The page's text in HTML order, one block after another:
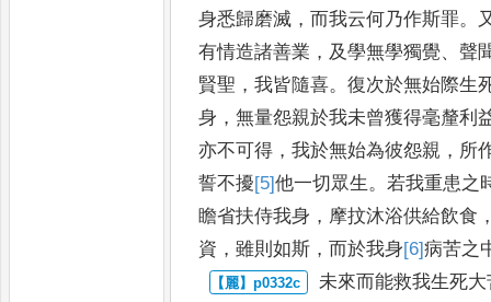
身悉歸磨滅 ，而我云何乃作斯罪。
有情造諸善業 ， 及學無學獨覺、聲
賢聖 ，我皆隨喜。復次於無始際生
身 ，無量怨親於我未曾獲得毫釐利
亦不可得 ，我於無始為彼怨親 ， 所
誓不擾[5]他一切眾生 。 若我重患之
瞻省扶侍我身 ， 摩抆沐浴供給飲食
資 ，雖則如斯 ，而於我身[6]病苦之
未來而能救我生死大